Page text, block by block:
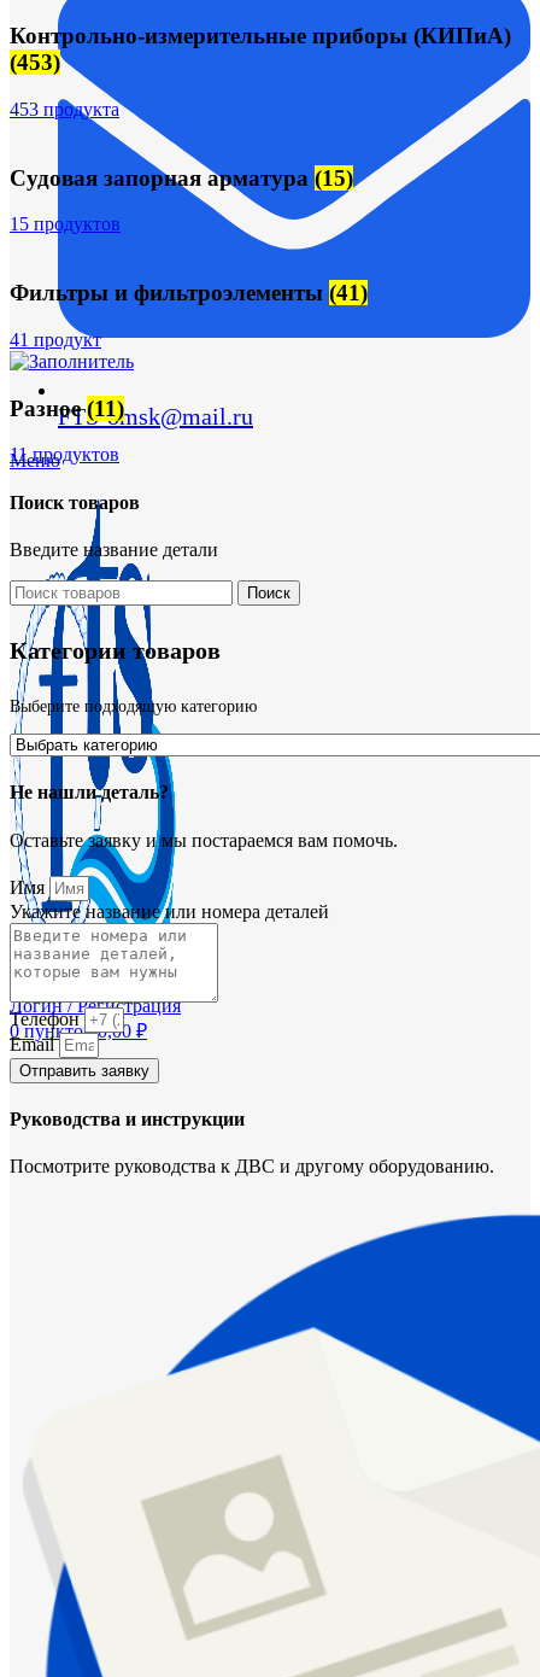
FTS-omsk@mail.ru
Меню
Логин / Регистрация
0пунктов 0,00 ₽
Контрольно-измерительные приборы (КИПиА)
(453)
453 продукта
Судовая запорная арматура (15)
15 продуктов
Фильтры и фильтроэлементы (41)
41 продукт
Разное(11)
11 продуктов
Поиск товаров
Введите название детали
Поиск
Категории товаров
Выберите подходящую категорию
Не нашли деталь?
Оставьте заявку и мы постараемся вам помочь.
Имя
Укажите название или номера деталей
Телефон
Email
Отправить заявку
Руководства и инструкции
Посмотрите руководства к ДВС и другому оборудованию.